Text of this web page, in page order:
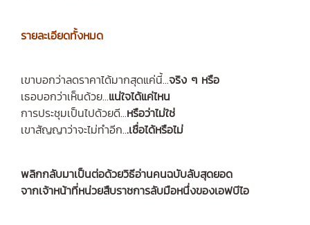
รายละเอียดทั้งหมด
เขาบอกว่าลดราคาได้มากสุดแค่นี้...จริง ๆ หรือ
เธอบอกว่าเห็นด้วย...แน่ใจได้แค่ไหน
การประชุมเป็นไปด้วยดี...หรือว่าไม่ใช่
เขาสัญญาว่าจะไม่ทำอีก...เชื่อได้หรือไม่
พลิกกลับมาเป็นต่อด้วยวิธีอ่านคนฉบับลับสุดยอด
จากเจ้าหน้าที่หน่วยสืบราชการลับมือหนึ่งของเอฟบีไอ